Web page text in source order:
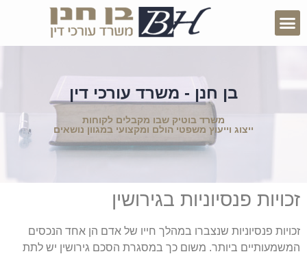
בן חנן - משרד עורכי דין
משרד בוטיק שבו מקבלים לקוחות
ייצוג וייעוץ משפטי הולם ומקצועי במגוון נושאים
זכויות פנסיוניות בגירושין
זכויות פנסיוניות שנצברו במהלך חייו של אדם הן אחד הנכסים
המשמעותיים ביותר. משום כך במסגרת הסכם גירושין יש לתת